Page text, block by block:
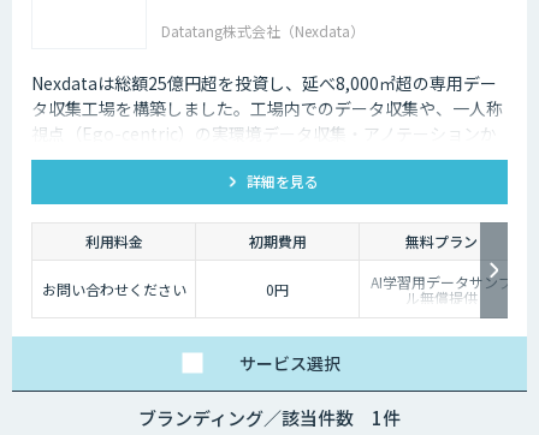
Datatang株式会社（Nexdata）
Nexdataは総額25億円超を投資し、延べ8,000㎡超の専用デー
タ収集工場を構築しました。工場内でのデータ収集や、一人称
視点（Ego-centric）の実環境データ収集・アノテーションか
ら、環境認識・意思決定・動作制御に対応した既製データセッ
トまで、フィジカルAI開発を加速させる包括的なデータソリュ
ーションを提供いたします。
詳細を見る
利用料金 初期費用 無料プラン
お問い合わせください 0円 AI学習用データサンプ
ル無償提供
サービス選択
ブランディング／該当件数 1件